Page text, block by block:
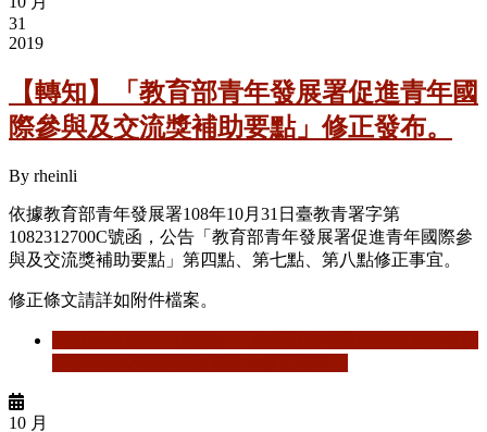
31
2019
【轉知】「教育部青年發展署促進青年國
際參與及交流獎補助要點」修正發布。
By rheinli
依據教育部青年發展署108年10月31日臺教青署字第
1082312700C號函，公告「教育部青年發展署促進青年國際參
與及交流獎補助要點」第四點、第七點、第八點修正事宜。
修正條文請詳如附件檔案。
10 月